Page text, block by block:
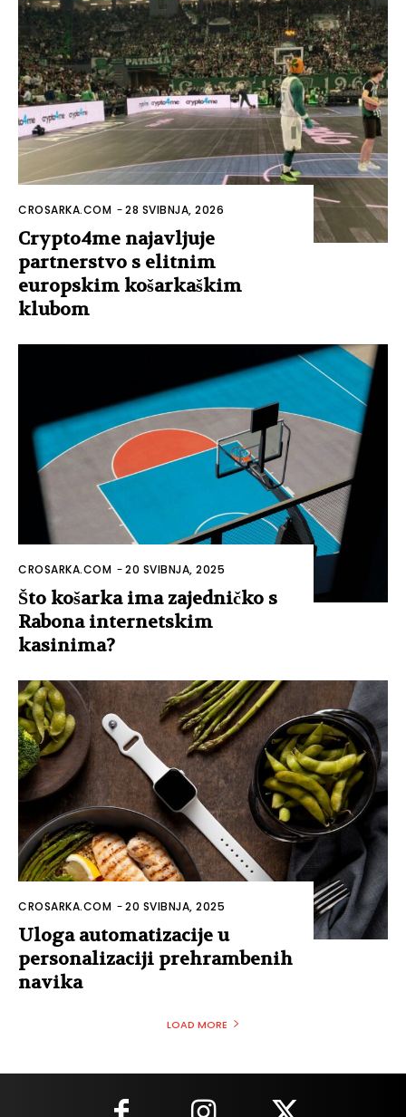
CROSARKA.COM -28 SVIBNJA, 2026
Crypto4me najavljuje
partnerstvo s elitnim
europskim košarkaškim
klubom
CROSARKA.COM -20 SVIBNJA, 2025
Što košarka ima zajedničko s
Rabona internetskim
kasinima?
CROSARKA.COM -20 SVIBNJA, 2025
Uloga automatizacije u
personalizaciji prehrambenih
navika
LOAD MORE